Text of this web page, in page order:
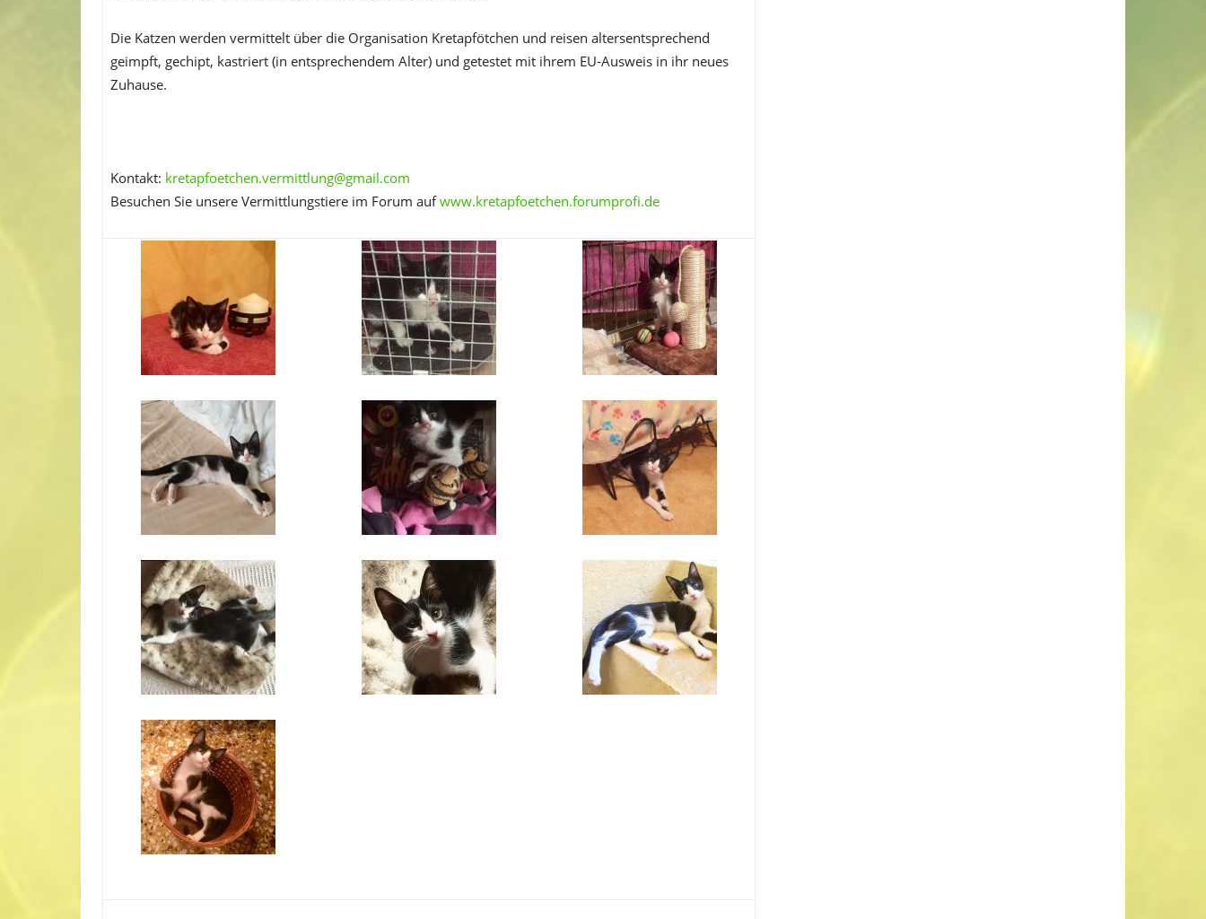
Die Katzen werden vermittelt über die Organisation Kretapfötchen und reisen altersentsprechend
geimpft, gechipt, kastriert (in entsprechendem Alter) und getestet mit ihrem EU-Ausweis in ihr neues
Zuhause.
Kontakt: kretapfoetchen.vermittlung@gmail.com
Besuchen Sie unsere Vermittlungstiere im Forum aufwww.kretapfoetchen.forumprofi.de